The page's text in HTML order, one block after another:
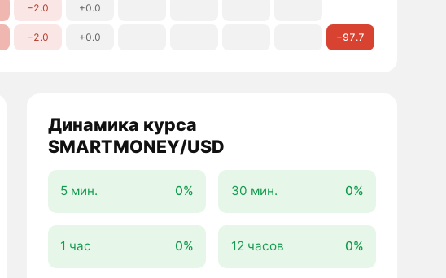
−2.0 +0.0
−2.0 +0.0 −97.7
Динамика курса
SMARTMONEY/USD
5 мин. 0% 30 мин. 0%
1 час 0% 12 часов 0%